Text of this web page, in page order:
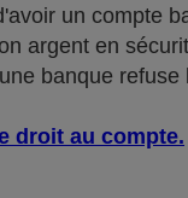
un compte
argent en
banque
droit au compte.